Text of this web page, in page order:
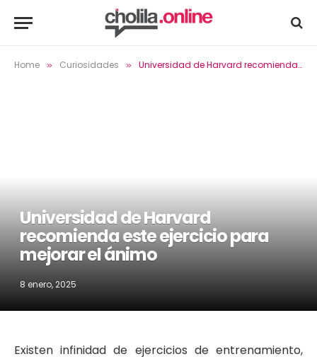
Home » Curiosidades » Universidad de Harvard recomienda este ejercicio para mejorar el ánimo
Universidad de Harvard
recomienda este ejercicio para
mejorar el ánimo
8 enero, 2025
Existen infinidad de ejercicios de entrenamiento,